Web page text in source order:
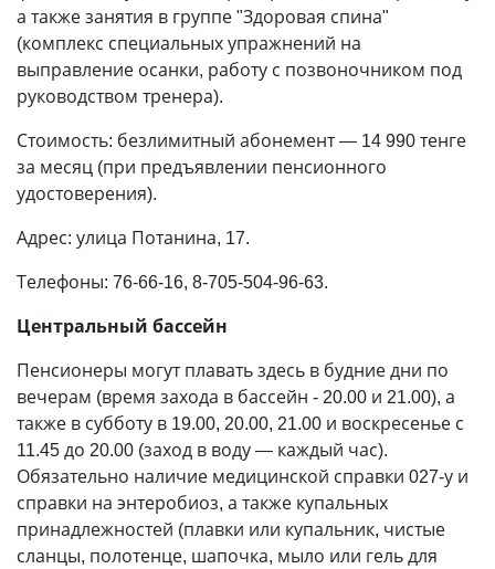
а также занятия в группе "Здоровая спина"
(комплекс специальных упражнений на
выправление осанки, работу с позвоночником под
руководством тренера).
Стоимость: безлимитный абонемент — 14 990 тенге
за месяц (при предъявлении пенсионного
удостоверения).
Адрес: улица Потанина, 17.
Телефоны: 76-66-16, 8-705-504-96-63.
Центральный бассейн
Пенсионеры могут плавать здесь в будние дни по
вечерам (время захода в бассейн - 20.00 и 21.00), а
также в субботу в 19.00, 20.00, 21.00 и воскресенье с
11.45 до 20.00 (заход в воду — каждый час).
Обязательно наличие медицинской справки 027-у и
справки на энтеробиоз, а также купальных
принадлежностей (плавки или купальник, чистые
сланцы, полотенце, шапочка, мыло или гель для